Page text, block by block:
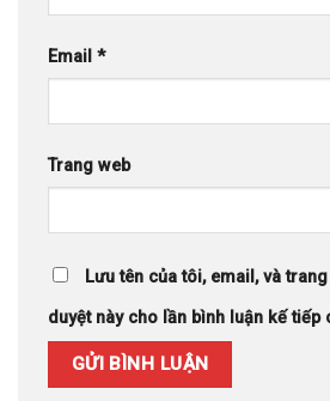
Email *
Trang web
Lưu tên của tôi, email, và
duyệt này cho lần bình luận kế tiếp